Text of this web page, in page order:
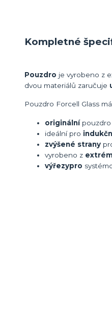
Kompletné
Pouzdro je vyrobeno z
dvou materiálů zaručuje
Pouzdro Forcell Glass
originální pouzdro
ideální pro
zvýšené strany
vyrobeno z
výřezypro